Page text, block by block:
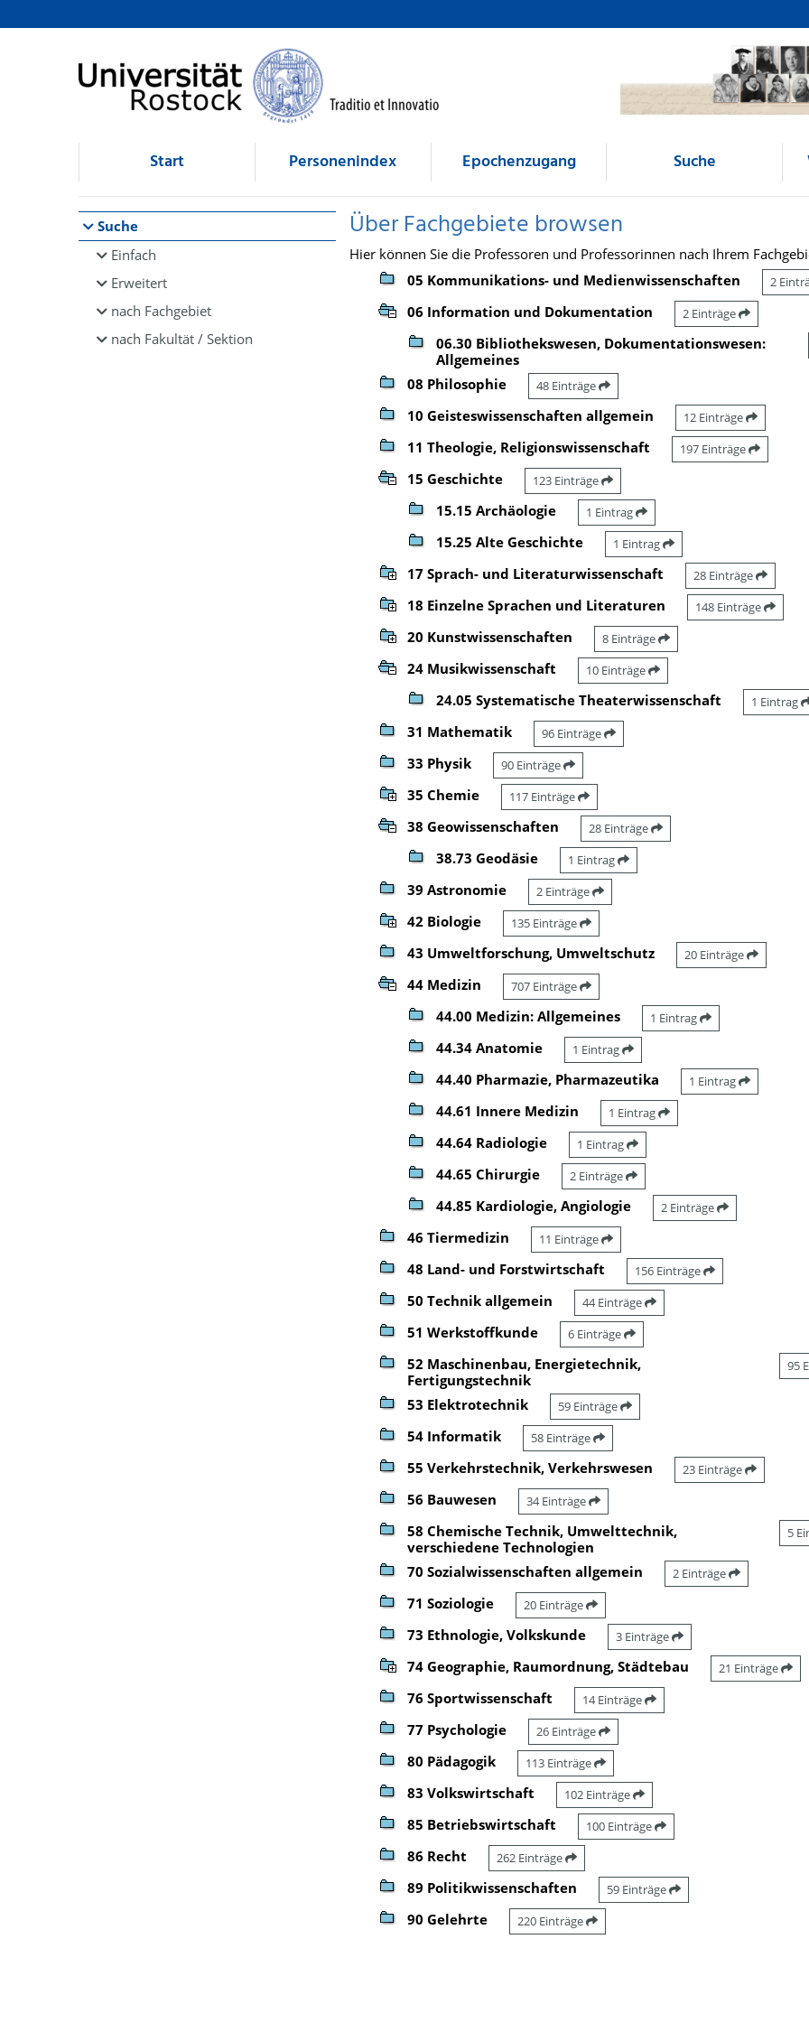
Browsen
direkt zum Inhalt
Start Personenindex Epochenzugang Suche
Suche
Einfach
Erweitert
nach Fachgebiet
nach Fakultät / Sektion
Über Fachgebiete browsen
Hier können Sie die Professoren und Professorinnen nach Ihrem
05 Kommunikations- und Medienwissenschaften
2
06 Information und Dokumentation 2 Einträge
06.30 Bibliothekswesen, Dokumentationswesen:
Allgemeines
08 Philosophie 48 Einträge
10 Geisteswissenschaften allgemein 12 Einträge
11 Theologie, Religionswissenschaft 197 Einträge
15 Geschichte 123 Einträge
15.15 Archäologie 1 Eintrag
15.25 Alte Geschichte 1 Eintrag
17 Sprach- und Literaturwissenschaft 28 Einträge
18 Einzelne Sprachen und Literaturen 148 Einträge
20 Kunstwissenschaften 8 Einträge
24 Musikwissenschaft 10 Einträge
24.05 Systematische Theaterwissenschaft 1 Eintrag
31 Mathematik 96 Einträge
33 Physik 90 Einträge
35 Chemie 117 Einträge
38 Geowissenschaften 28 Einträge
38.73 Geodäsie 1 Eintrag
39 Astronomie 2 Einträge
42 Biologie 135 Einträge
43 Umweltforschung, Umweltschutz 20 Einträge
44 Medizin 707 Einträge
44.00 Medizin: Allgemeines 1 Eintrag
44.34 Anatomie 1 Eintrag
44.40 Pharmazie, Pharmazeutika 1 Eintrag
44.61 Innere Medizin 1 Eintrag
44.64 Radiologie 1 Eintrag
44.65 Chirurgie 2 Einträge
44.85 Kardiologie, Angiologie 2 Einträge
46 Tiermedizin 11 Einträge
48 Land- und Forstwirtschaft 156 Einträge
50 Technik allgemein 44 Einträge
51 Werkstoffkunde 6 Einträge
52 Maschinenbau, Energietechnik,
Fertigungstechnik
95
53 Elektrotechnik 59 Einträge
54 Informatik 58 Einträge
55 Verkehrstechnik, Verkehrswesen 23 Einträge
56 Bauwesen 34 Einträge
58 Chemische Technik, Umwelttechnik,
verschiedene Technologien
5
70 Sozialwissenschaften allgemein 2 Einträge
71 Soziologie 20 Einträge
73 Ethnologie, Volkskunde 3 Einträge
74 Geographie, Raumordnung, Städtebau 21 Einträge
76 Sportwissenschaft 14 Einträge
77 Psychologie 26 Einträge
80 Pädagogik 113 Einträge
83 Volkswirtschaft 102 Einträge
85 Betriebswirtschaft 100 Einträge
86 Recht 262 Einträge
89 Politikwissenschaften 59 Einträge
90 Gelehrte 220 Einträge